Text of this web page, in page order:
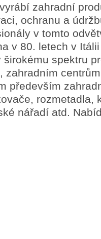
vyrábí zahradní
ochranu a
v tomto
v 80. letech v
spektru
zahradním
především
rozmetadla,
nářadí atd.